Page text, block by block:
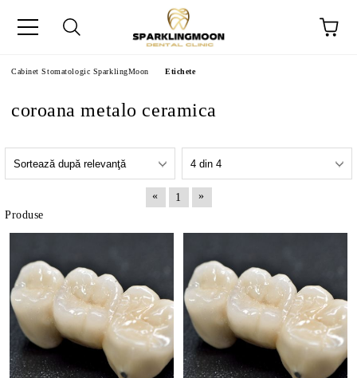
Cabinet Stomatologic SparklingMoon Etichete
coroana metalo ceramica
« 1
»
Produse